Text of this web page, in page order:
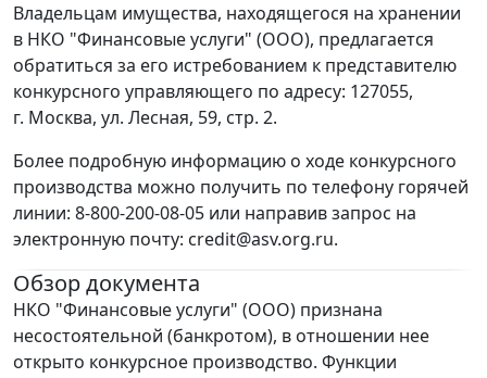
Владельцам имущества, находящегося на хранении
в НКО "Финансовые услуги" (ООО), предлагается
обратиться за его истребованием к представителю
конкурсного управляющего по адресу: 127055,
г. Москва, ул. Лесная, 59, стр. 2.
Более подробную информацию о ходе конкурсного
производства можно получить по телефону горячей
линии: 8-800-200-08-05 или направив запрос на
электронную почту: credit@asv.org.ru.
Обзор документа
НКО "Финансовые услуги" (ООО) признана
несостоятельной (банкротом), в отношении нее
открыто конкурсное производство. Функции